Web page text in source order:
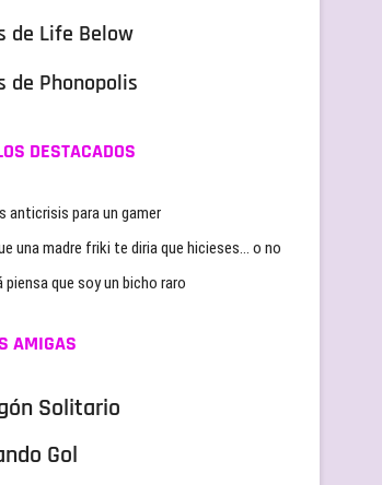
de Life Below
de Phonopolis
DESTACADOS
anticrisis para un gamer
una madre friki te diria que hicieses… o no
piensa que soy un bicho raro
AMIGAS
Solitario
Gol